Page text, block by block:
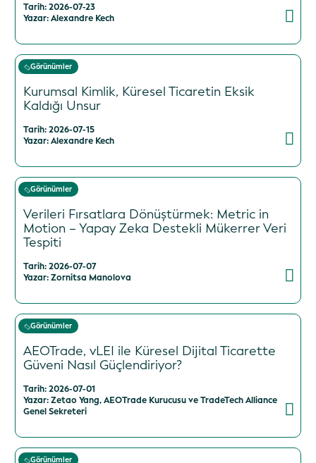
Tarih: 2026-07-23
Yazar: Alexandre Kech
Görünümler
Kurumsal Kimlik, Küresel Ticaretin Eksik
Kaldığı Unsur
Tarih: 2026-07-15
Yazar: Alexandre Kech
Görünümler
Verileri Fırsatlara Dönüştürmek: Metric in
Motion – Yapay Zeka Destekli Mükerrer Veri
Tespiti
Tarih: 2026-07-07
Yazar: Zornitsa Manolova
Görünümler
AEOTrade, vLEI ile Küresel Dijital Ticarette
Güveni Nasıl Güçlendiriyor?
Tarih: 2026-07-01
Yazar: Zetao Yang, AEOTrade Kurucusu ve TradeTech Alliance
Genel Sekreteri
Görünümler